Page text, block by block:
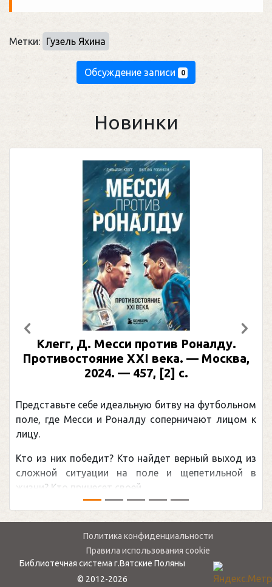
Метки: Гузель Яхина
Обсуждение записи 0
Новинки
Клегг, Д. Месси против Роналду.
Противостояние XXI века. — Москва,
2024. — 457, [2] с.
Представьте себе идеальную битву на футбольном
поле, где Месси и Роналду соперничают лицом к
лицу.
Кто из них победит? Кто найдет верный выход из
сложной ситуации на поле и щепетильной в
жизни? Кто принесет своей ...
Предыдущий
Политика конфиденциальности
Правила использования cookie
Библиотечная система г.Вятские Поляны
© 2012-2026